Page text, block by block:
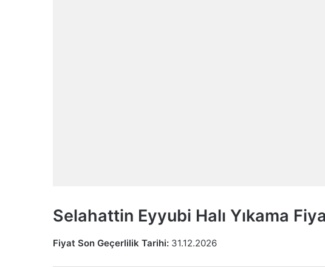
Selahattin Eyyubi Halı Yıkama
Fiyat Son Geçerlilik Tarihi: 31.12.2026